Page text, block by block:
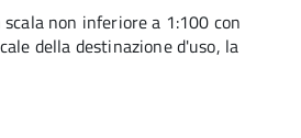
non inferiore a 1:100 con
della destinazione d'uso, la